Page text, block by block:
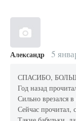
Александр 5
СПАСИБО,
Год назад
Сильно врезался в
Сейчас прочитал,